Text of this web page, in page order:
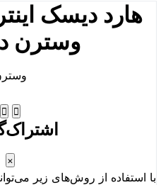
وسترن
×
با استفاده از روش‌های زیر